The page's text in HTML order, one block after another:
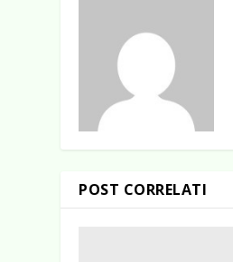
POST CORRELATI